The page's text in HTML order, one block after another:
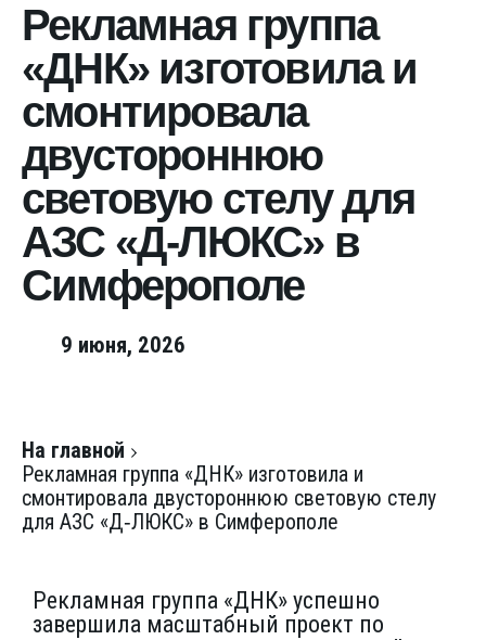
Рекламная группа
«ДНК» изготовила и
смонтировала
двустороннюю
световую стелу для
АЗС «Д‑ЛЮКС» в
Симферополе
9 июня, 2026
На главной
Рекламная группа «ДНК» изготовила и
смонтировала двустороннюю световую стелу
для АЗС «Д‑ЛЮКС» в Симферополе
Рекламная группа «ДНК» успешно
завершила масштабный проект по